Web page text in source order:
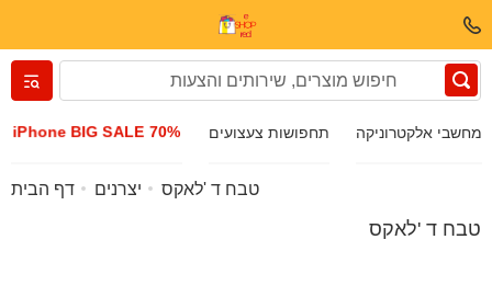
iPhone BIG SALE 70% תחפושות צעצועים מחשבי אלקטרוניקה
Вернуться назад
אביזרים
דף הבית יצרנים טבח ד 'לאקס
טבח ד 'לאקס